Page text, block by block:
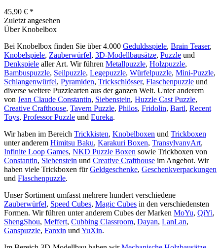
45,90 € *
Zuletzt angesehen
Über Knobelbox
Bei Knobelbox finden Sie über 4.000 Geduldsspiele, Brain Teaser,
Knobelspiele, Zauberwürfel, 3D-Modellbausätze, Puzzle und
Denkspiele aller Art. Wir führen Metallpuzzle, Holzpuzzle,
Bambuspuzzle, Seilpuzzle, Legepuzzle, Würfelpuzzle, Mini-Puzzle,
Schlangenwürfel, Pyramiden, Trickschlösser, Flaschenpuzzle und
diverse weitere Puzzlearten aus der ganzen Welt. Unter anderem
von Jean Claude Constantin, Siebenstein, Huzzle Cast Puzzle,
Creative Crafthouse, Tavern Puzzle, Philos, Fridolin, Bartl, Recent
Toys, Professor Puzzle und Eureka.
Wir haben im Bereich Trickkisten, Knobelboxen und Trickboxen
unter anderem Himitsu Baku, Karakuri Boxen, TransylvanyArt,
Infinite Loop Games, NKD Puzzle Boxen sowie Trickboxen von
Constantin, Siebenstein und Creative Crafthouse im Angebot. Wir
haben viele Trickboxen fürGeldgeschenke, Geschenkverpackungen
und Flaschenpuzzle.
Unser Sortiment umfasst mehrere hundert verschiedene
Zauberwürfel, Speed Cubes, Magic Cubes in den verschiedensten
Formen. Wir führen unter anderem Cubes der Marken MoYu, QiYi,
ShengShou, Meffert, Cubbing Classroom, Dayan, LanLan,
Ganspuzzle, Fanxin und YuXin.